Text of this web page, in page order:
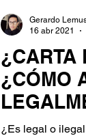
¿CARTA
¿CÓMO
¿Es legal o
Gerardo
16 abr 2021